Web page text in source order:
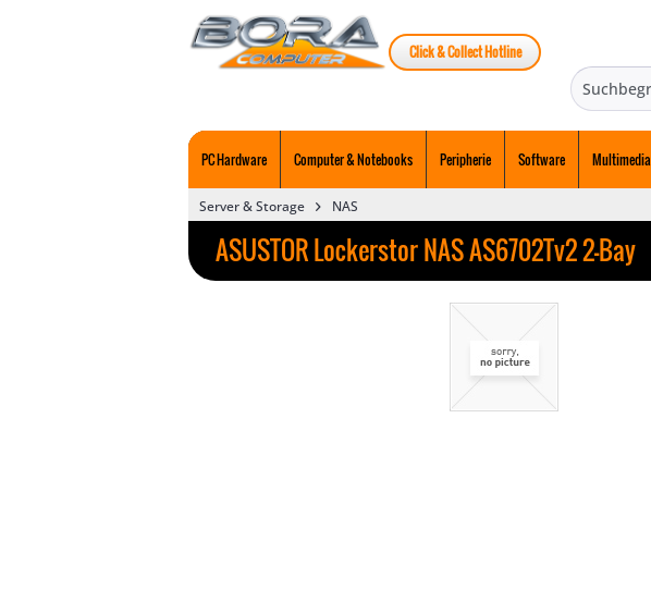
Click & Collect Hotline
PC Hardware Computer & Notebooks Peripherie Software Multimedia
Server & Storage NAS
ASUSTOR Lockerstor NAS AS6702Tv2 2-Bay